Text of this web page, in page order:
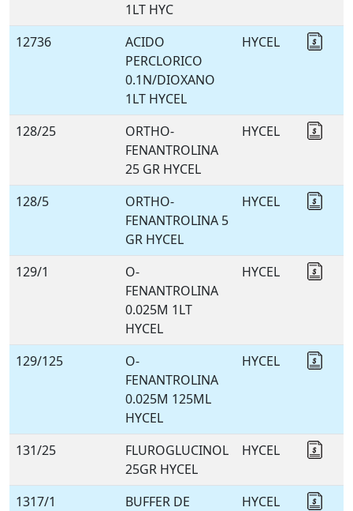
1LT HYC
12736
ACIDO
PERCLORICO
0.1N/DIOXANO
1LT HYCEL
HYCEL
128/25
ORTHO-
FENANTROLINA
25 GR HYCEL
HYCEL
128/5
ORTHO-
FENANTROLINA 5
GR HYCEL
HYCEL
129/1
O-
FENANTROLINA
0.025M 1LT
HYCEL
HYCEL
129/125
O-
FENANTROLINA
0.025M 125ML
HYCEL
HYCEL
131/25
FLUROGLUCINOL
25GR HYCEL
HYCEL
1317/1
BUFFER DE
HYCEL